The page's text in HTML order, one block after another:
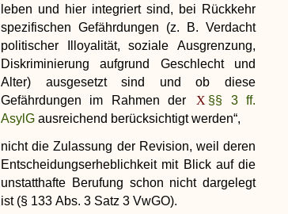
leben und hier integriert sind, bei Rückkehr
spezifischen Gefährdungen (z. B. Verdacht
politischer Illoyalität, soziale Ausgrenzung,
Diskriminierung aufgrund Geschlecht und
Alter) ausgesetzt sind und ob diese
Gefährdungen im Rahmen der
§§ 3 ff.
AsylG ausreichend berücksichtigt werden“,
nicht die Zulassung der Revision, weil deren
Entscheidungserheblichkeit mit Blick auf die
unstatthafte Berufung schon nicht dargelegt
ist (§ 133 Abs. 3 Satz 3 VwGO).